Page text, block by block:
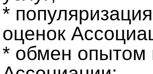
*
оценок
* обмен опытом